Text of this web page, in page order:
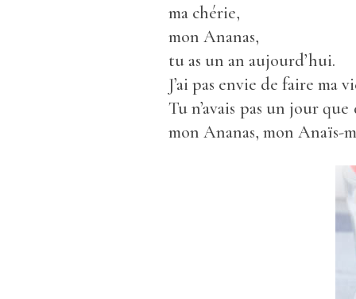
ma chérie,
mon Ananas,
tu as un an aujourd’hui.
J’ai pas envie de faire ma
Tu n’avais pas un jour
mon Ananas, mon Anaïs-